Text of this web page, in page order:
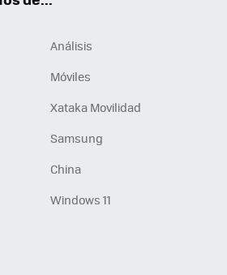
Análisis
Móviles
Xataka Movilidad
Samsung
China
Windows 11